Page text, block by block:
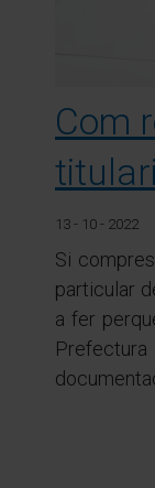
Com
13 - 10 - 2022
Si
particular
a fer